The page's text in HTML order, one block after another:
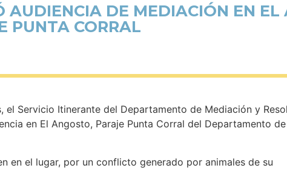
AUDIENCIA DE MEDIACIÓN EN EL
PUNTA CORRAL
Servicio Itinerante del Departamento de Mediación y
en El Angosto, Paraje Punta Corral del Departamento de
en el lugar, por un conflicto generado por animales de su